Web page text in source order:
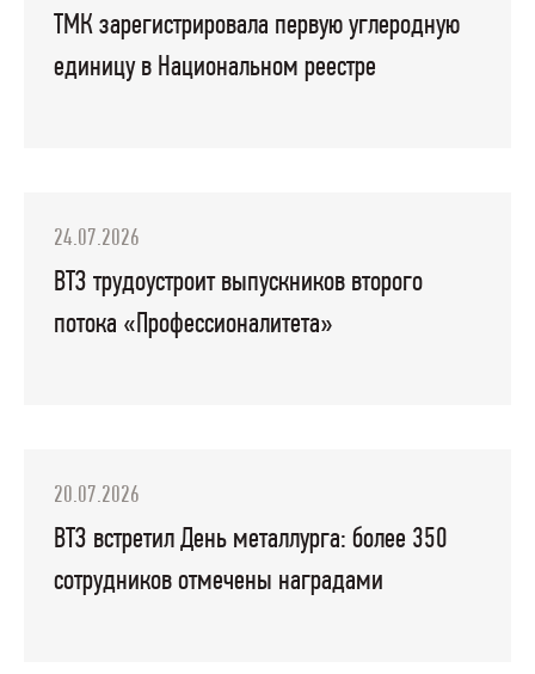
ТМК зарегистрировала первую углеродную
единицу в Национальном реестре
24.07.2026
ВТЗ трудоустроит выпускников второго
потока «Профессионалитета»
20.07.2026
ВТЗ встретил День металлурга: более 350
сотрудников отмечены наградами